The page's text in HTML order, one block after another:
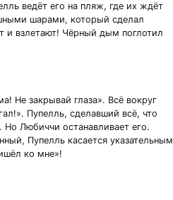
ведёт его на пляж, где их ждёт
шарами, который сделал
и взлетают! Чёрный дым поглотил
Не закрывай глаза». Всё вокруг
Пупелль, сделавший всё, что
Но Любиччи останавливает его.
Пупелль касается указательным
ко мне»!